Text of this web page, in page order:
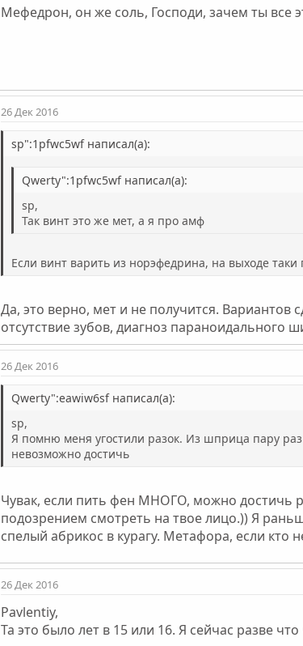
Мефедрон, он же соль, Господи, зачем ты все
26 Дек 2016
sp":1pfwc5wf написал(а):
Qwerty":1pfwc5wf написал(а):
sp,
Так винт это же мет, а я про амф
Если винт варить из норэфедрина, на выходе
Да, это верно, мет и не получится. Вариантов
отсутствие зубов, диагноз
26 Дек 2016
Qwerty":eawiw6sf написал(а):
sp,
Я помню меня угостили разок. Из шприца пару
невозможно достичь
Чувак, если пить фен МНОГО, можно достичь
подозрением смотреть на твое лицо.)) Я
спелый абрикос в курагу. Метафора, если кто
26 Дек 2016
Pavlentiy,
Та это было лет в 15 или 16. Я сейчас разве